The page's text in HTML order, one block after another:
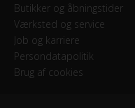
Butikker og åbningstider
Værksted og service
Job og karriere
Persondatapolitik
Brug af cookies